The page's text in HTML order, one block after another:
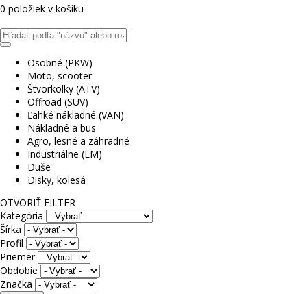
0 položiek v košíku
Osobné (PKW)
Moto, scooter
Štvorkolky (ATV)
Offroad (SUV)
Ľahké nákladné (VAN)
Nákladné a bus
Agro, lesné a záhradné
Industriálne (EM)
Duše
Disky, kolesá
OTVORIŤ FILTER
Kategória
Šírka
Profil
Priemer
Obdobie
Značka